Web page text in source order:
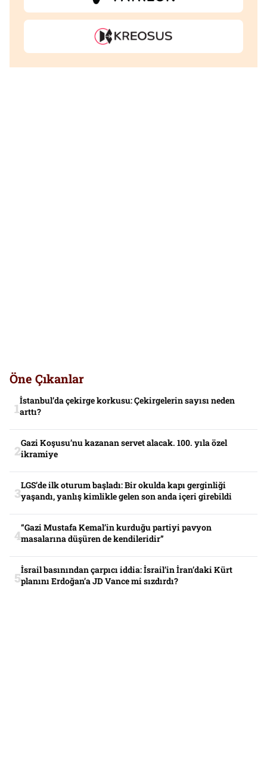
Öne Çıkanlar
İstanbul’da çekirge korkusu: Çekirgelerin sayısı neden
arttı?
Gazi Koşusu’nu kazanan servet alacak. 100. yıla özel
ikramiye
LGS’de ilk oturum başladı: Bir okulda kapı gerginliği
yaşandı, yanlış kimlikle gelen son anda içeri girebildi
“Gazi Mustafa Kemal’in kurduğu partiyi pavyon
masalarına düşüren de kendileridir”
İsrail basınından çarpıcı iddia: İsrail’in İran’daki Kürt
planını Erdoğan’a JD Vance mi sızdırdı?